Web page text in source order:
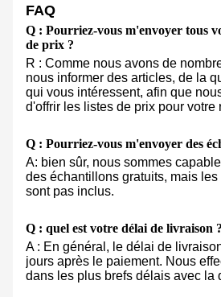
FAQ
Q : Pourriez-vous m'envoyer tous
de prix ?
R : Comme nous avons de
nous informer des articles, de la
qui vous intéressent, afin que
d'offrir les listes de prix pour votre
Q : Pourriez-vous m'envoyer des
A: bien sûr, nous sommes
des échantillons gratuits, mais
sont pas inclus.
Q : quel est votre délai de livraison ?
A : En général, le délai de
jours après le paiement. Nous
dans les plus brefs délais avec la